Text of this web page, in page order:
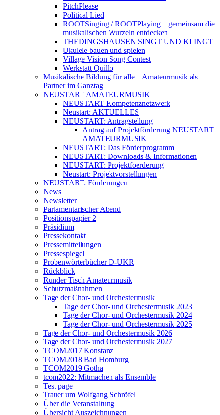
PitchPlease
Political Lied
ROOTSinging / ROOTPlaying – gemeinsam die
musikalischen Wurzeln entdecken
THEDINGSHAUSEN SINGT UND KLINGT
Ukulele bauen und spielen
Village Vision Song Contest
Werkstatt Quillo
Musikalische Bildung für alle – Amateurmusik als
Partner im Ganztag
NEUSTART AMATEURMUSIK
NEUSTART Kompetenznetzwerk
Neustart: AKTUELLES
NEUSTART: Antragstellung
Antrag auf Projektförderung NEUSTART
AMATEURMUSIK
NEUSTART: Das Förderprogramm
NEUSTART: Downloads & Informationen
NEUSTART: Projektfoerderung
Neustart: Projektvorstellungen
NEUSTART: Förderungen
News
Newsletter
Parlamentarischer Abend
Positionspapier 2
Präsidium
Pressekontakt
Pressemitteilungen
Pressespiegel
Probenwörterbücher D-UKR
Rückblick
Runder Tisch Amateurmusik
Schutzmaßnahmen
Tage der Chor- und Orchestermusik
Tage der Chor- und Orchestermusik 2023
Tage der Chor- und Orchestermusik 2024
Tage der Chor- und Orchestermusik 2025
Tage der Chor- und Orchestermusik 2026
Tage der Chor- und Orchestermusik 2027
TCOM2017 Konstanz
TCOM2018 Bad Homburg
TCOM2019 Gotha
tcom2022: Mitmachen als Ensemble
Test page
Trauer um Wolfgang Schröfel
Über die Veranstaltung
Übersicht Auszeichnungen